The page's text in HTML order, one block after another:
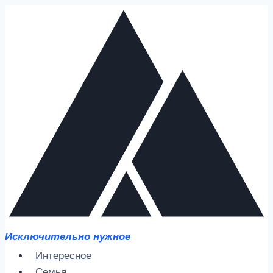
Исключительно нужное
Интересное